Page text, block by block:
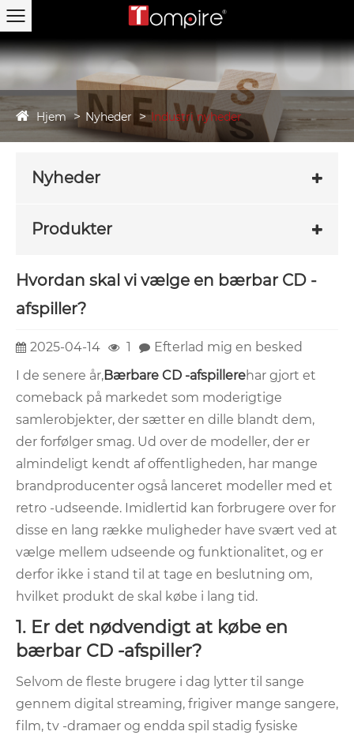
Hjem Nyheder Industri nyheder
Nyheder
Produkter
Hvordan skal vi vælge en bærbar CD -
afspiller?
2025-04-14 1
Efterlad mig en besked
I de senere år,Bærbare CD -afspillerehar gjort et
comeback på markedet som moderigtige
samlerobjekter, der sætter en dille blandt dem,
der forfølger smag. Ud over de modeller, der er
almindeligt kendt af offentligheden, har mange
brandproducenter også lanceret modeller med et
retro -udseende. Imidlertid kan forbrugere over for
disse en lang række muligheder have svært ved at
vælge mellem udseende og funktionalitet, og er
derfor ikke i stand til at tage en beslutning om,
hvilket produkt de skal købe i lang tid.
1. Er det nødvendigt at købe en
bærbar CD -afspiller?
Selvom de fleste brugere i dag lytter til sange
gennem digital streaming, frigiver mange sangere,
film, tv -dramaer og endda spil stadig fysiske